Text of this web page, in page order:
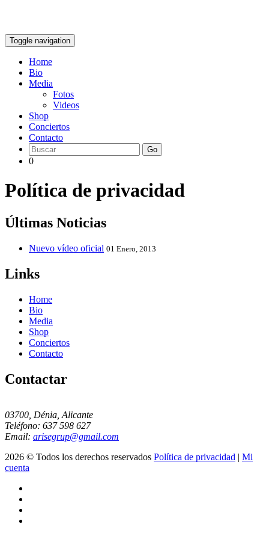
Toggle navigation
Home
Bio
Media
Fotos
Videos
Shop
Conciertos
Contacto
Go
0
Política de privacidad
Últimas Noticias
Nuevo vídeo oficial 01 Enero, 2013
Links
Home
Bio
Media
Shop
Conciertos
Contacto
Contactar
03700, Dénia, Alicante
Teléfono: 637 598 627
Email: arisegrup@gmail.com
2026 © Todos los derechos reservados Política de privacidad | Mi
cuenta